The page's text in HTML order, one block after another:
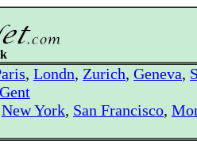
, Londn, Zurich, Geneva,
Gent
New York, San Francisco,